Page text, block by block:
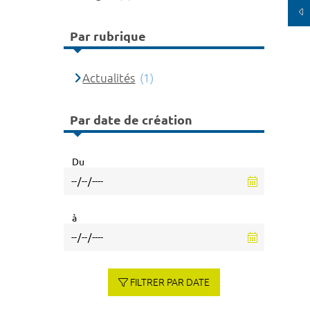
Par rubrique
Actualités (1)
Par date de création
Du
à
FILTRER PAR DATE